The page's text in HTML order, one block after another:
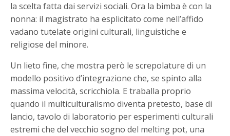
la scelta fatta dai servizi sociali. Ora la bimba è con la
nonna: il magistrato ha esplicitato come nell’affido
vadano tutelate origini culturali, linguistiche e
religiose del minore.
Un lieto fine, che mostra però le screpolature di un
modello positivo d’integrazione che, se spinto alla
massima velocità, scricchiola. E traballa proprio
quando il multiculturalismo diventa pretesto, base di
lancio, tavolo di laboratorio per esperimenti culturali
estremi che del vecchio sogno del melting pot, una